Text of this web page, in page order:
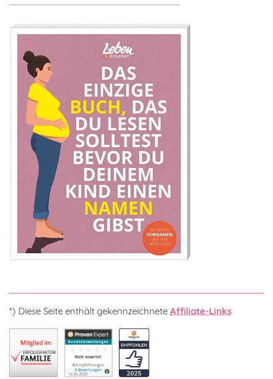
*) Diese Seite enthält gekennzeichnete Affiliate-Links